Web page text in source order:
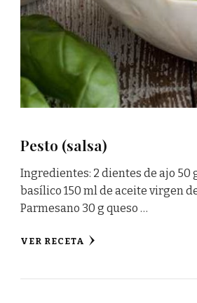
Pesto (salsa)
Ingredientes: 2 dientes de ajo 50
basílico 150 ml de aceite virgen
Parmesano 30 g queso …
VER RECETA